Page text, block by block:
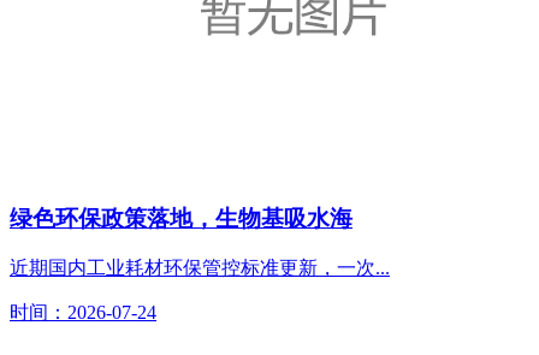
绿色环保政策落地，生物基吸水海
近期国内工业耗材环保管控标准更新，一次...
时间：2026-07-24